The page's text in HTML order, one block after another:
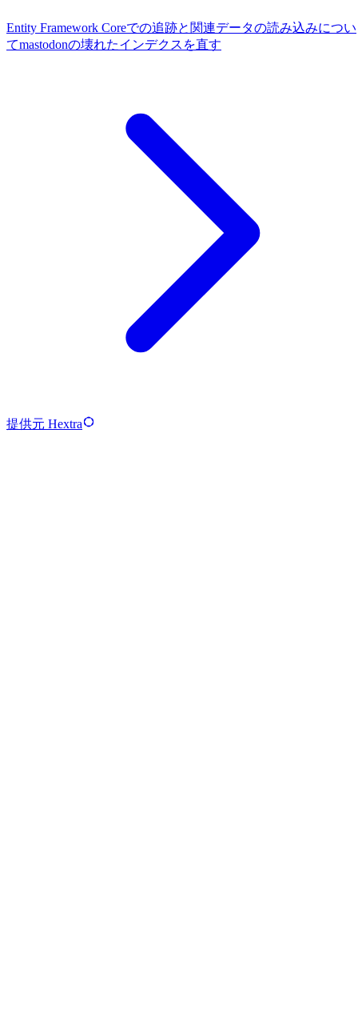
Entity Framework Coreでの追跡と関連データの読み込みについ
てmastodonの壊れたインデクスを直す
提供元 Hextra